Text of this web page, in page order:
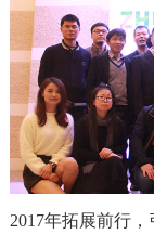
2017年拓展前行